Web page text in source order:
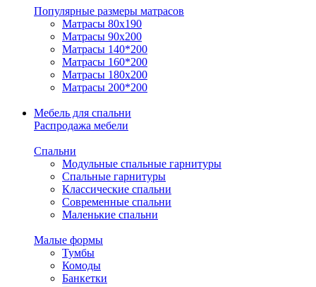
Популярные размеры матрасов
Матрасы 80x190
Матрасы 90x200
Матрасы 140*200
Матрасы 160*200
Матрасы 180x200
Матрасы 200*200
Мебель для спальни
Распродажа мебели
Спальни
Модульные спальные гарнитуры
Спальные гарнитуры
Классические спальни
Современные спальни
Маленькие спальни
Малые формы
Тумбы
Комоды
Банкетки